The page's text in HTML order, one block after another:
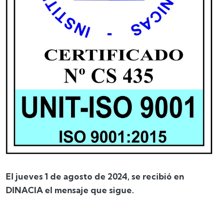
El jueves 1 de agosto de 2024, se recibió en
DINACIA el mensaje que sigue.